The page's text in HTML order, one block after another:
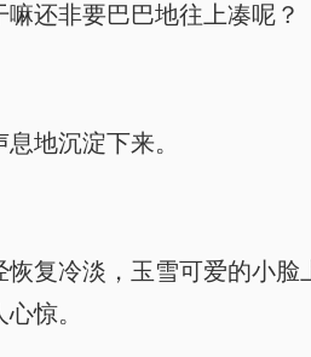
还非要巴巴地往上凑呢？
地沉淀下来。
复冷淡，玉雪可爱的小
惊。